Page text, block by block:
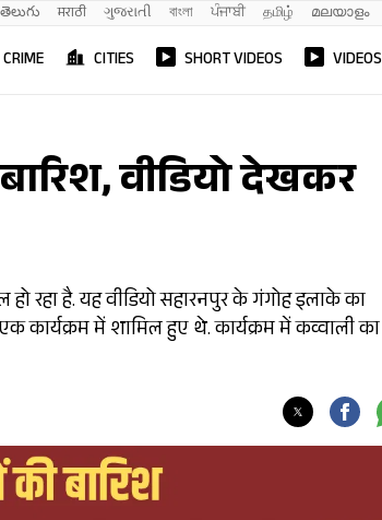
తెలుగు मराठी ગુજરાતી বাংলা ਪੰਜਾਬੀ தமிழ் മലയാളം
CRIME CITIES SHORT VIDEOS VIDEOS
वीडियो देखकर
रहा है. यह वीडियो सहारनपुर के गंगोह इलाके का
कार्यक्रम में शामिल हुए थे. कार्यक्रम में कव्वाली का